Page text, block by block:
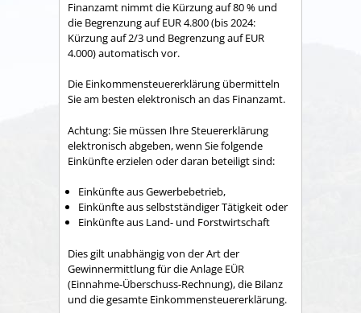
Finanzamt nimmt die Kürzung auf 80 % und
die Begrenzung auf EUR 4.800 (bis 2024:
Kürzung auf 2/3 und Begrenzung auf EUR
4.000) automatisch vor.
Die Einkommensteuererklärung übermitteln
Sie am besten elektronisch an das Finanzamt.
Achtung: Sie müssen Ihre Steuererklärung
elektronisch abgeben, wenn Sie folgende
Einkünfte erzielen oder daran beteiligt sind:
Einkünfte aus Gewerbebetrieb,
Einkünfte aus selbstständiger Tätigkeit oder
Einkünfte aus Land- und Forstwirtschaft
Dies gilt unabhängig von der Art der
Gewinnermittlung für die Anlage EÜR
(Einnahme-Überschuss-Rechnung), die Bilanz
und die gesamte Einkommensteuererklärung.